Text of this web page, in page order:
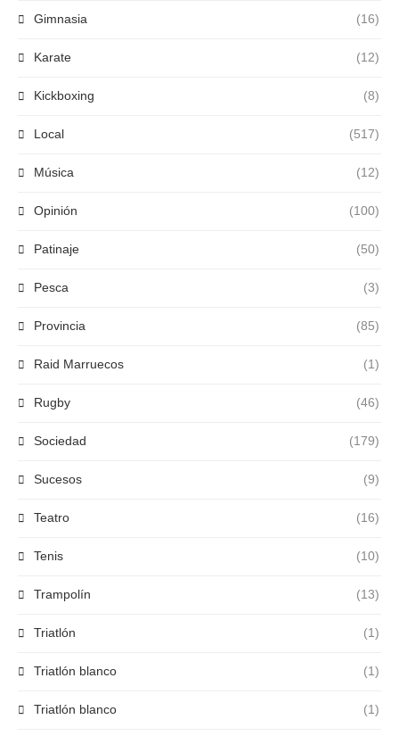
Gimnasia (16)
Karate (12)
Kickboxing (8)
Local (517)
Música (12)
Opinión (100)
Patinaje (50)
Pesca (3)
Provincia (85)
Raid Marruecos (1)
Rugby (46)
Sociedad (179)
Sucesos (9)
Teatro (16)
Tenis (10)
Trampolín (13)
Triatlón (1)
Triatlón blanco (1)
Triatlón blanco (1)